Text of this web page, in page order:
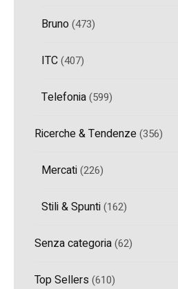
Bruno(473)
ITC(407)
Telefonia(599)
Ricerche & Tendenze(356)
Mercati(226)
Stili & Spunti(162)
Senza categoria(62)
Top Sellers (610)